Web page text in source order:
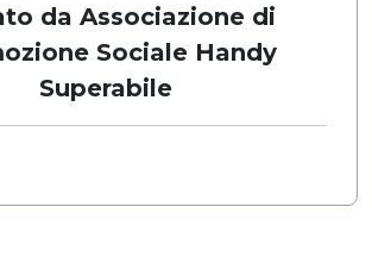
da Associazione di
Sociale Handy
Superabile